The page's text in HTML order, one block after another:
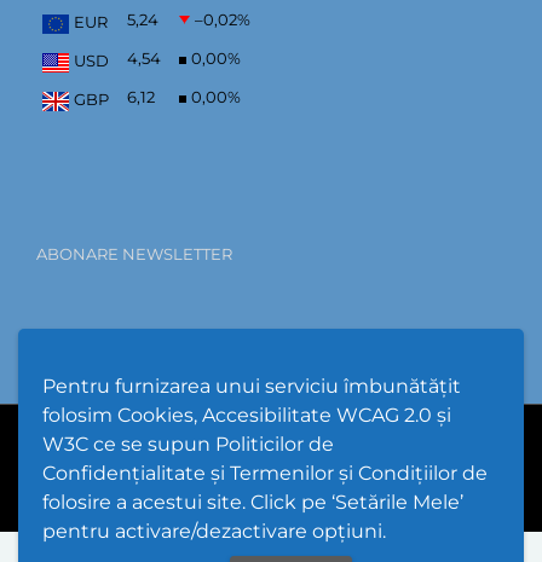
Pentru furnizarea unui serviciu îmbunătățit
folosim Cookies, Accesibilitate WCAG 2.0 și
W3C ce se supun Politicilor de
Confidențialitate și Termenilor și Condițiilor de
folosire a acestui site. Click pe ‘Setările Mele’
pentru activare/dezactivare opțiuni.
EUR
5,24 –0,02%
USD 4,54 0,00%
GBP 6,12 0,00%
ABONARE NEWSLETTER
Hartă Website